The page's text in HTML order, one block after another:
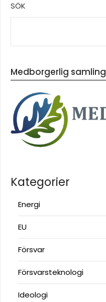
SÖK
Medborgerlig samling
Kategorier
Energi
EU
Försvar
Försvarsteknologi
Ideologi